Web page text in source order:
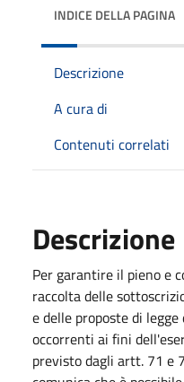
INDICE DELLA PAGINA
Descrizione
A cura di
Contenuti correlati
Descrizione
Per garantire il pieno e
raccolta delle
e delle proposte di
occorrenti ai fini
previsto dagli artt. 71 e